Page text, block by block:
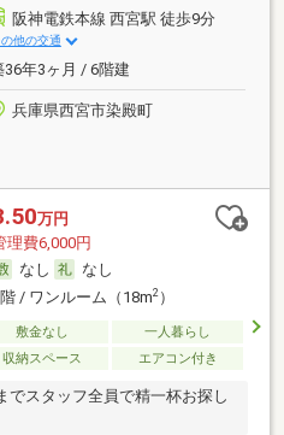
阪神電鉄本線 西宮駅 徒歩9分
の他の交通
36年3ヶ月 / 6階建
兵庫県西宮市染殿町
万円
理費6,000円
なし
なし
/ ワンルーム（18m2）
敷金なし
一人暮らし
収納スペース エアコン付き
スタッフ全員で精一杯お探し